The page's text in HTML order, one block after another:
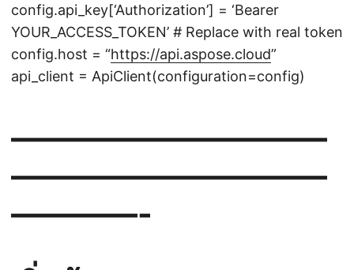
config.api_key[‘Authorization’] = ‘Bearer
YOUR_ACCESS_TOKEN’ # Replace with real token
config.host = “https://api.aspose.cloud”
api_client = ApiClient(configuration=config)
——————————
——————————
————-